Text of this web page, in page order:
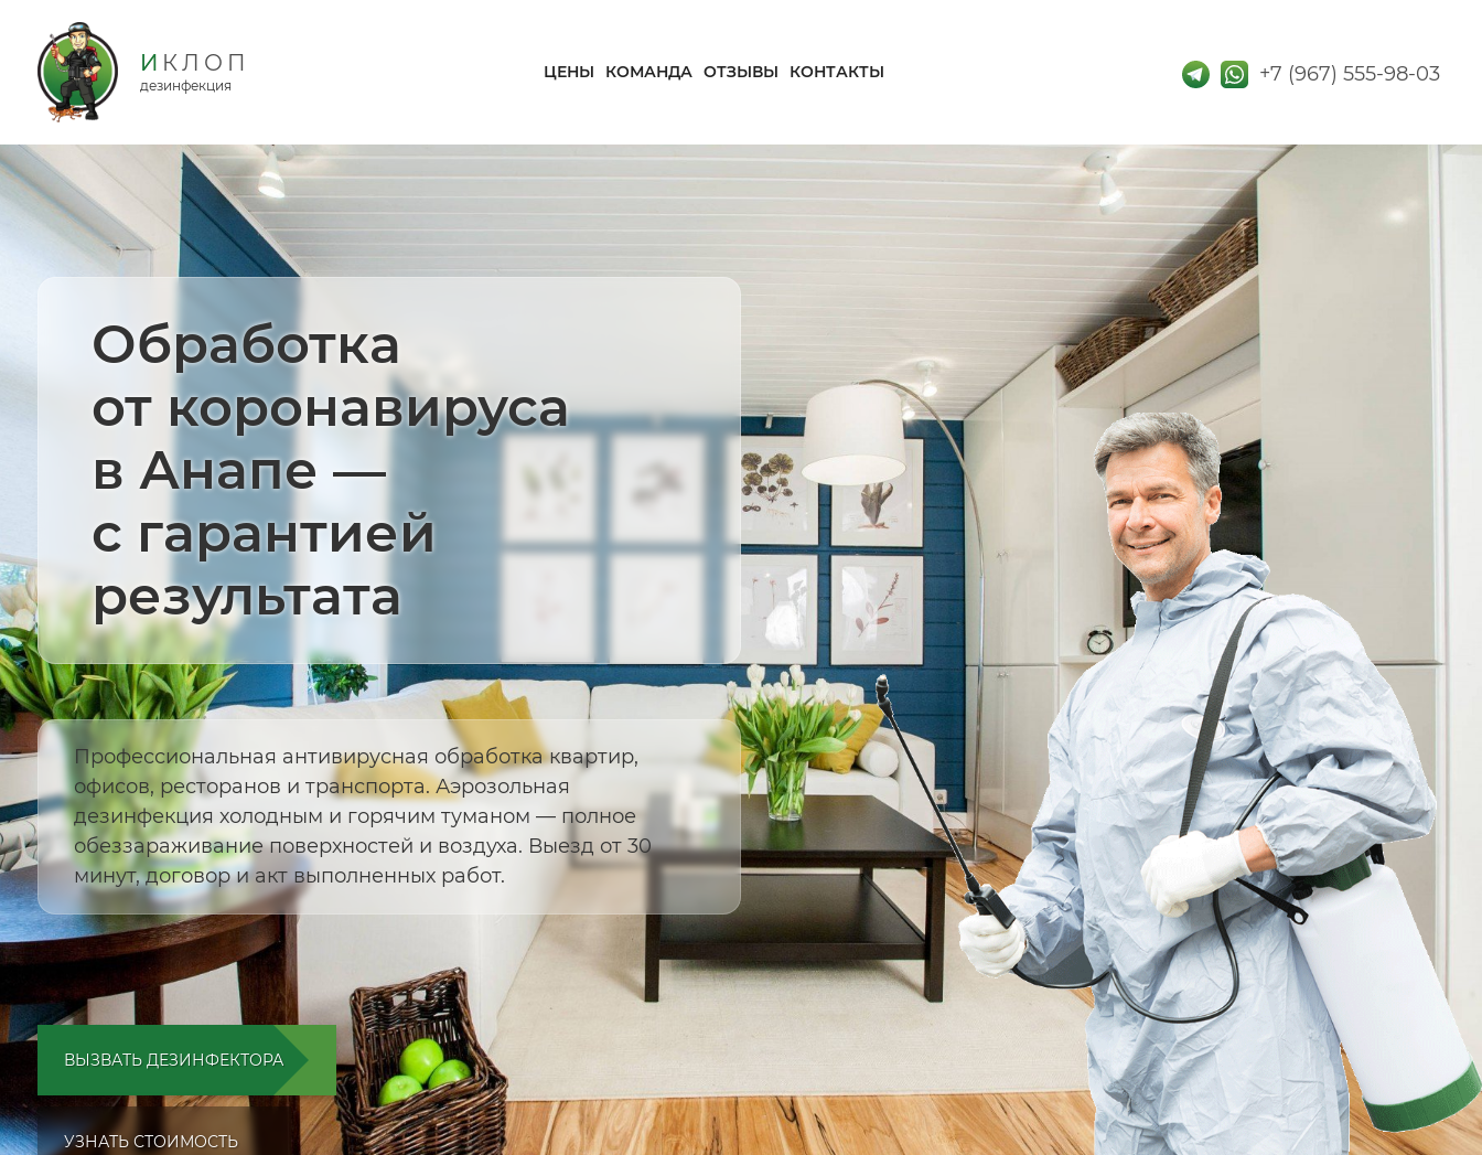
дезинфекция
ЦЕНЫ КОМАНДА ОТЗЫВЫ КОНТАКТЫ
Обработка
от коронавируса
в Анапе —
с гарантией
результата
Профессиональная антивирусная обработка квартир,
офисов, ресторанов и транспорта. Аэрозольная
дезинфекция холодным и горячим туманом — полное
обеззараживание поверхностей и воздуха. Выезд от 30
минут, договор и акт выполненных работ.
ВЫЗВАТЬ ДЕЗИНФЕКТОРА
УЗНАТЬ СТОИМОСТЬ